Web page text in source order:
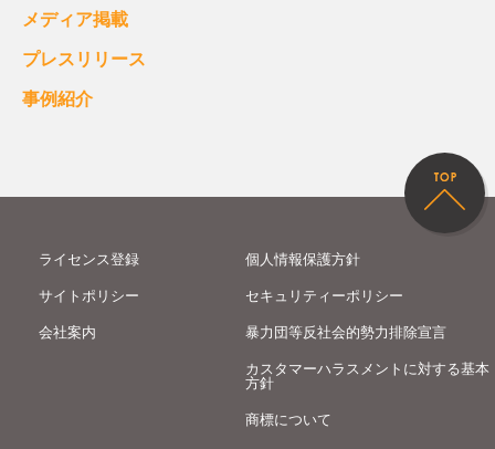
メディア掲載
プレスリリース
事例紹介
ライセンス登録
サイトポリシー
会社案内
個人情報保護方針
セキュリティーポリシー
暴力団等反社会的勢力排除宣言
カスタマーハラスメントに対する基本
方針
商標について